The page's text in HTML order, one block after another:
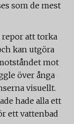
som de mest
att torka
kan utgöra
mot
över ånga
visuellt.
hade alla ett
ett vattenbad